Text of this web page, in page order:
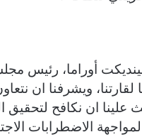
أوراما، رئيس
علينا ان نكافح لتحقيق
الاضطرابات